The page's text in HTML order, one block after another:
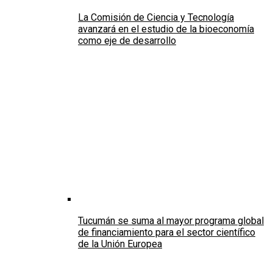
La Comisión de Ciencia y Tecnología
avanzará en el estudio de la bioeconomía
como eje de desarrollo
Tucumán se suma al mayor programa global
de financiamiento para el sector científico
de la Unión Europea